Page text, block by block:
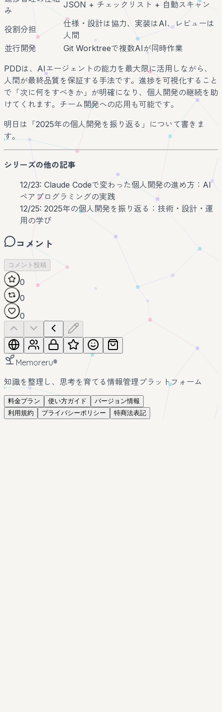
み
JSON + チェックリスト + 自動スキャン
役割分担
仕様・設計は協力、実装はAI、レビューは
人間
並行開発
Git Worktreeで複数AIが同時作業
PDDは、AIエージェントの能力を最大限に活用しながら、
人間が最終品質を保証する手法です。進捗を可視化すること
で「次に何をすべきか」が明確になり、個人開発の継続を助
けてくれます。チーム開発への応用も可能です。
明日は「2025年の個人開発を振り返る」について書きま
す。
シリーズの他の記事
12/23: Claude Codeで変わった個人開発の進め方：AI
ペアプログラミングの実践
12/25: 2025年の個人開発を振り返る：技術・設計・運
用の学び
コメント
コメント投稿
0
0
0
Memoreru®
知識を整理し、思考を育てる情報管理プラットフォーム
料金プラン 使い方ガイド
バージョン情報
利用規約
プライバシーポリシー 特商法表記